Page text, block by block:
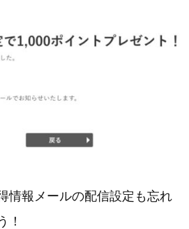
情報メールの配信設定も忘れ
！